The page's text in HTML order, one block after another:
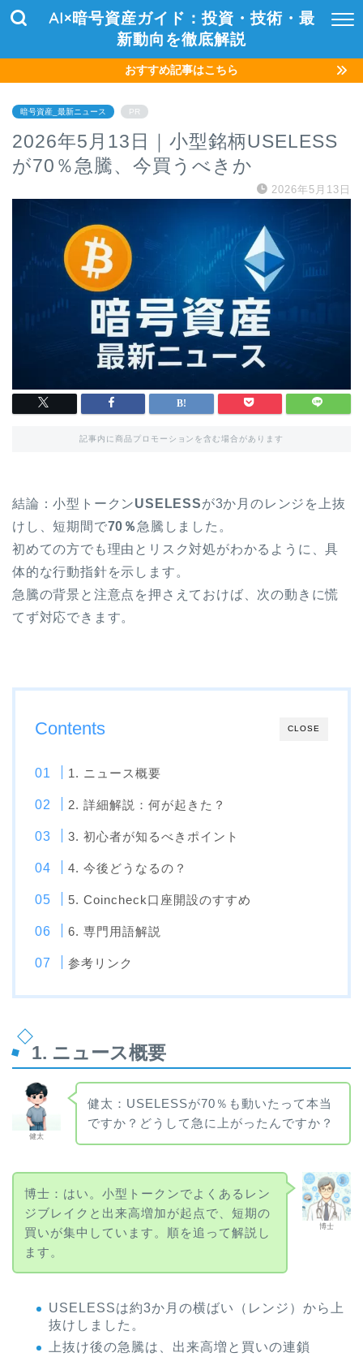
AI×暗号資産ガイド：投資・技術・最
新動向を徹底解説
おすすめ記事はこちら
暗号資産_最新ニュース PR
2026年5月13日｜小型銘柄USELESS
が70％急騰、今買うべきか
2026年5月13日
記事内に商品プロモーションを含む場合があります
結論：小型トークンUSELESSが3か月のレンジを上抜
けし、短期間で70％ 急騰しました。
初めての方でも理由とリスク対処がわかるように、具
体的な行動指針を示します。
急騰の背景と注意点を押さえておけば、次の動きに慌
てず対応できます。
CLOSE
Contents
1. ニュース概要
2. 詳細解説：何が起きた？
3. 初心者が知るべきポイント
4. 今後どうなるの？
5. Coincheck口座開設のすすめ
6. 専門用語解説
参考リンク
1. ニュース概要
健太
健太：USELESSが70％も動いたって本当
ですか？どうして急に上がったんですか？
博士
博士：はい。小型トークンでよくあるレン
ジブレイクと出来高増加が起点で、短期の
買いが集中しています。順を追って解説し
ます。
USELESSは約3か月の横ばい（レンジ）から上
抜けしました。
上抜け後の急騰は、出来高増と買いの連鎖